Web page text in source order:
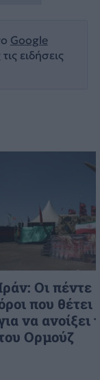
Οι πέντε
που
να ανοίξει
Ορμούζ
Google
ειδήσεις